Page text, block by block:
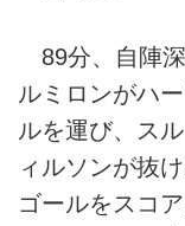
89分、自陣
ルミロンがハ
ルを運び、ス
ィルソンが抜
ゴールをスコ